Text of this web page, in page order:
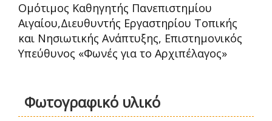
Ομότιμος Καθηγητής Πανεπιστημίου
Αιγαίου,Διευθυντής Εργαστηρίου Τοπικής
και Νησιωτικής Ανάπτυξης, Επιστημονικός
Υπεύθυνος «Φωνές για το Αρχιπέλαγος»
Φωτογραφικό υλικό